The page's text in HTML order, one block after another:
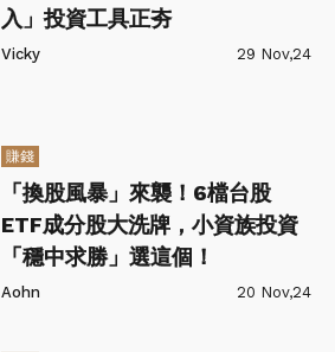
入」投資工具正夯
Vicky 29 Nov,24
賺錢
「換股風暴」來襲！6檔台股
ETF成分股大洗牌，小資族投資
「穩中求勝」選這個！
Aohn 20 Nov,24